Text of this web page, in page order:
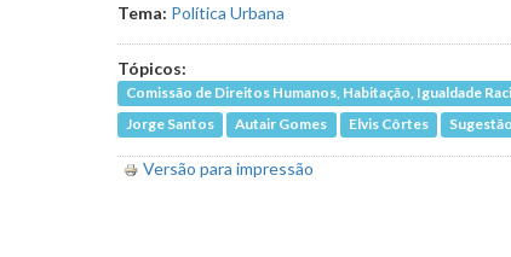
Tema: Política Urbana
Tópicos:
Comissão de Direitos Humanos, Habitação, Igualdade
Jorge Santos
Autair Gomes Elvis Côrtes
Versão para impressão